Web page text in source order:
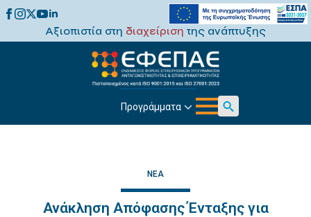
Αξιοπιστία στη διαχείριση της ανάπτυξης
Προγράμματα
Search
ΝΈΑ
Ανάκληση Απόφασης Ένταξης για